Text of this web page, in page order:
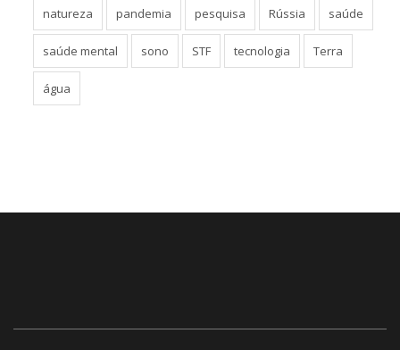
natureza pandemia pesquisa Rússia saúde
saúde mental sono STF tecnologia Terra
água